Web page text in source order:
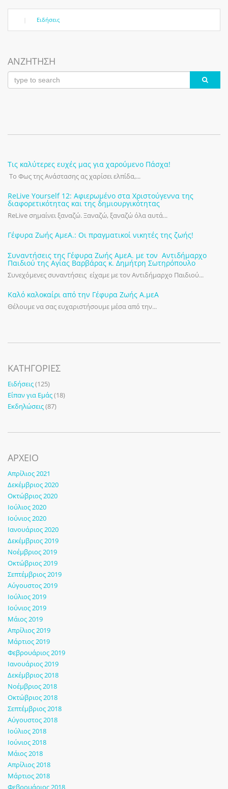
Ειδήσεις
ΑΝΖΗΤΗΣΗ
Τις καλύτερες ευχές μας για χαρούμενο Πάσχα!
Το Φως της Ανάστασης ας χαρίσει ελπίδα,...
ReLive Yourself 12: Αφιερωμένο στα Χριστούγεννα της
διαφορετικότητας και της δημιουργικότητας
ReLive σημαίνει ξαναζώ. Ξαναζώ, ξαναζώ όλα αυτά...
Γέφυρα Ζωής ΑμεΑ.: Οι πραγματικοί νικητές της ζωής!
Συναντήσεις της Γέφυρα Ζωής ΑμεΑ. με τον Αντιδήμαρχο
Παιδιού της Αγίας Βαρβάρας κ. Δημήτρη Σωτηρόπουλο
Συνεχόμενες συναντήσεις είχαμε με τον Αντιδήμαρχο Παιδιού...
Καλό καλοκαίρι από την Γέφυρα Ζωής Α.μεΑ
Θέλουμε να σας ευχαριστήσουμε μέσα από την...
KΑΤΗΓΟΡΊΕΣ
Ειδήσεις(125)
Είπαν για Εμάς(18)
Εκδηλώσεις(87)
ΑΡΧΕΙΟ
Απρίλιος 2021
Δεκέμβριος 2020
Οκτώβριος 2020
Ιούλιος 2020
Ιούνιος 2020
Ιανουάριος 2020
Δεκέμβριος 2019
Νοέμβριος 2019
Οκτώβριος 2019
Σεπτέμβριος 2019
Αύγουστος 2019
Ιούλιος 2019
Ιούνιος 2019
Μάιος 2019
Απρίλιος 2019
Μάρτιος 2019
Φεβρουάριος 2019
Ιανουάριος 2019
Δεκέμβριος 2018
Νοέμβριος 2018
Οκτώβριος 2018
Σεπτέμβριος 2018
Αύγουστος 2018
Ιούλιος 2018
Ιούνιος 2018
Μάιος 2018
Απρίλιος 2018
Μάρτιος 2018
Φεβρουάριος 2018